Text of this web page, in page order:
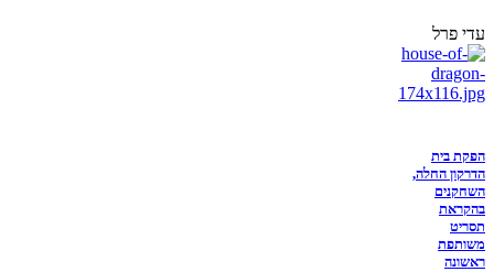
עדי פרל
הפקת בית
הדרקון החלה,
השחקנים
בהקראת
תסריט
משותפת
ראשונה